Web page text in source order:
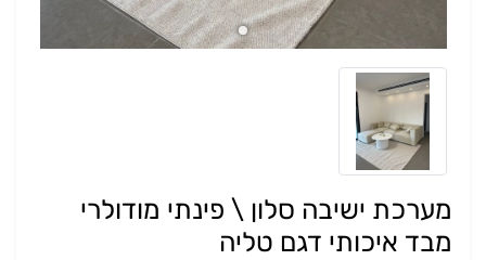
מערכת ישיבה סלון \ פינתי מודולרי
מבד איכותי דגם טליה